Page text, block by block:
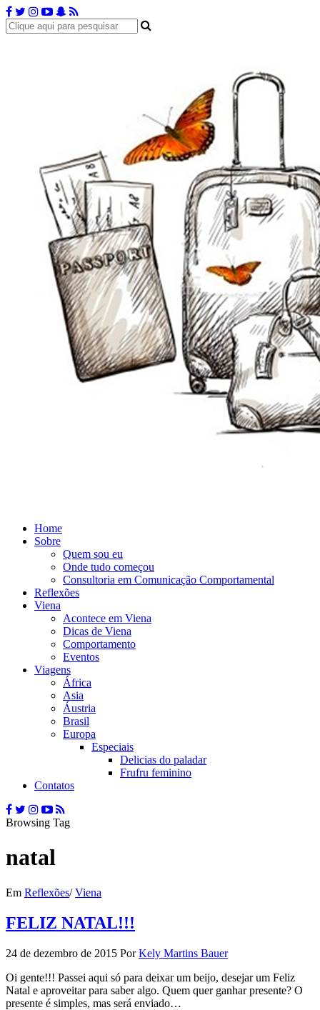
Home
Sobre
Quem sou eu
Onde tudo começou
Consultoria em Comunicação Comportamental
Reflexões
Viena
Acontece em Viena
Dicas de Viena
Comportamento
Eventos
Viagens
África
Asia
Áustria
Brasil
Europa
Especiais
Delicias do paladar
Frufru feminino
Contatos
Browsing Tag
natal
Em Reflexões/ Viena
FELIZ NATAL!!!
24 de dezembro de 2015 Por Kely Martins Bauer
Oi gente!!! Passei aqui só para deixar um beijo, desejar um Feliz
Natal e aproveitar para saber algo. Quem quer ganhar presente? O
presente é simples, mas será enviado…